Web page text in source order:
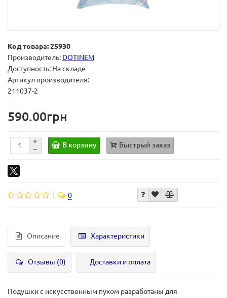
Код товара: 25930
Производитель: DOTINEM
Доступность: На складе
Артикул производителя:
211037-2
590.00грн
В корзину Быстрый заказ
0
Описание Характеристики
Отзывы (0) Доставки и оплата
Подушки с искусственным пухом разработаны для